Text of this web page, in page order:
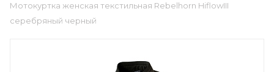
Мотокуртка женская текстильная Rebelhorn HiflowIII
серебряный черный